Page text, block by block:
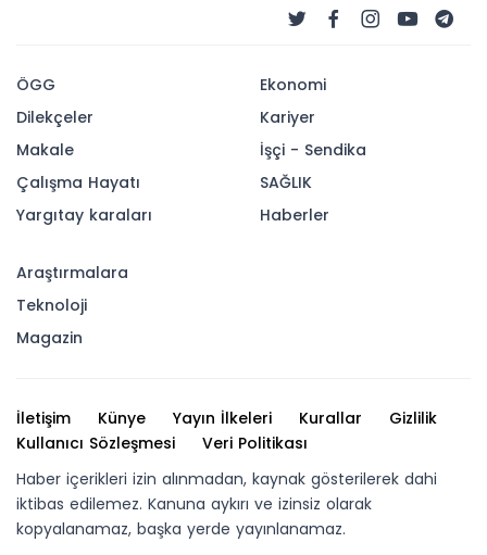
ÖGG
Dilekçeler
Makale
Çalışma Hayatı
Yargıtay karaları
Ekonomi
Kariyer
İşçi - Sendika
SAĞLIK
Haberler
Araştırmalara
Teknoloji
Magazin
İletişim Künye Yayın İlkeleri Kurallar
Gizlilik
Kullanıcı Sözleşmesi
Veri Politikası
Haber içerikleri izin alınmadan, kaynak gösterilerek dahi
iktibas edilemez. Kanuna aykırı ve izinsiz olarak
kopyalanamaz, başka yerde yayınlanamaz.